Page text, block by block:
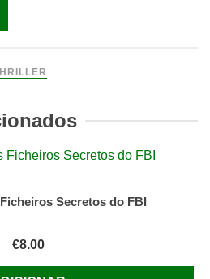
Secretos do FBI
€8.00